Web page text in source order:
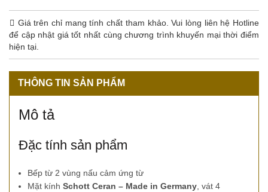
Giá trên chỉ mang tính chất tham khảo. Vui lòng liên hệ Hotline
để cập nhật giá tốt nhất cùng chương trình khuyến mại thời điểm
hiện tại.
THÔNG TIN SẢN PHẨM
Mô tả
Đặc tính sản phẩm
Bếp từ 2 vùng nấu cảm ứng từ
Mặt kính Schott Ceran – Made in Germany, vát 4